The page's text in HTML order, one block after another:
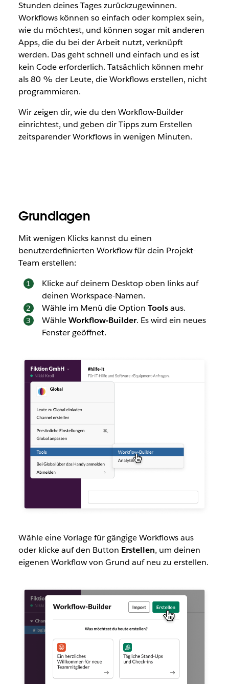
Stunden deines Tages zurückzugewinnen.
Workflows können so einfach oder komplex sein,
wie du möchtest, und können sogar mit anderen
Apps, die du bei der Arbeit nutzt, verknüpft
werden. Das geht schnell und einfach und es ist
kein Code erforderlich. Tatsächlich können mehr
als 80 % der Leute, die Workflows erstellen, nicht
programmieren.
Wir zeigen dir, wie du den Workflow-Builder
einrichtest, und geben dir Tipps zum Erstellen
zeitsparender Workflows in wenigen Minuten.
Grundlagen
Mit wenigen Klicks kannst du einen
benutzerdefinierten Workflow für dein Projekt-
Team erstellen:
Klicke auf deinem Desktop oben links auf
deinen Workspace-Namen.
Wähle im Menü die Option Toolsaus.
WähleWorkflow-Builder. Es wird ein neues
Fenster geöffnet.
Wähle eine Vorlage für gängige Workflows aus
oder klicke auf den Button Erstellen, um deinen
eigenen Workflow von Grund auf neu zu erstellen.